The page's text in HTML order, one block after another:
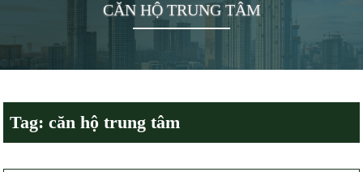
CĂN HỘ TRUNG TÂM
Tag: căn hộ trung tâm